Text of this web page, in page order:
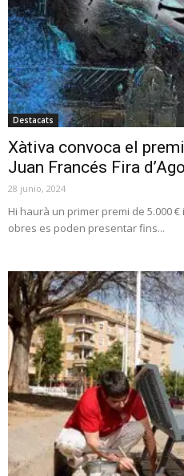
Destacats
Xàtiva convoca el
Juan Francés Fira
28 junio, 2024
Hi haurà un primer premi de 5.000
obres es poden presentar fins...